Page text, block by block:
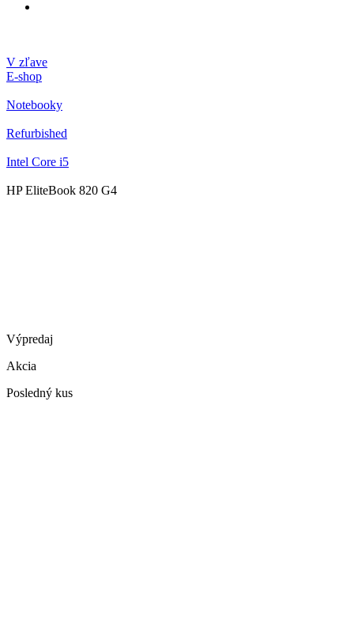
V zľave
E-shop
Notebooky
Refurbished
Intel Core i5
HP EliteBook 820 G4
Výpredaj
Akcia
Posledný kus